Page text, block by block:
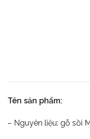
Tên sản phẩm:
– Nguyên liệu: gỗ sồi